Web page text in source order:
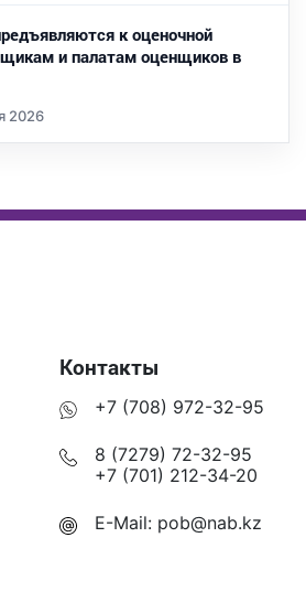
к оценочной
и палатам оценщиков в
2026
Контакты
+7 (708) 972-32-95
8 (7279) 72-32-95
+7 (701) 212-34-20
E-Mail: pob@nab.kz